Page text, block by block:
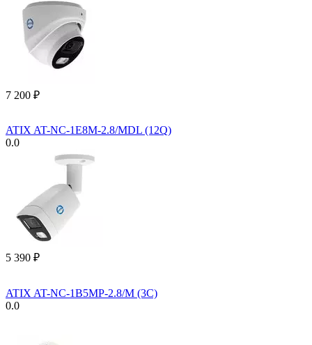
7 200 ₽
ATIX AT-NC-1E8M-2.8/MDL (12Q)
0.0
5 390 ₽
ATIX AT-NC-1B5MP-2.8/M (3C)
0.0